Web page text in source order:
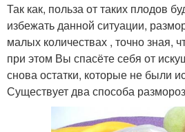
Так как, польза от таких плодов
избежать данной ситуации,
малых количествах , точно зная,
при этом Вы спасёте себя от
снова остатки, которые не были
Существует два способа